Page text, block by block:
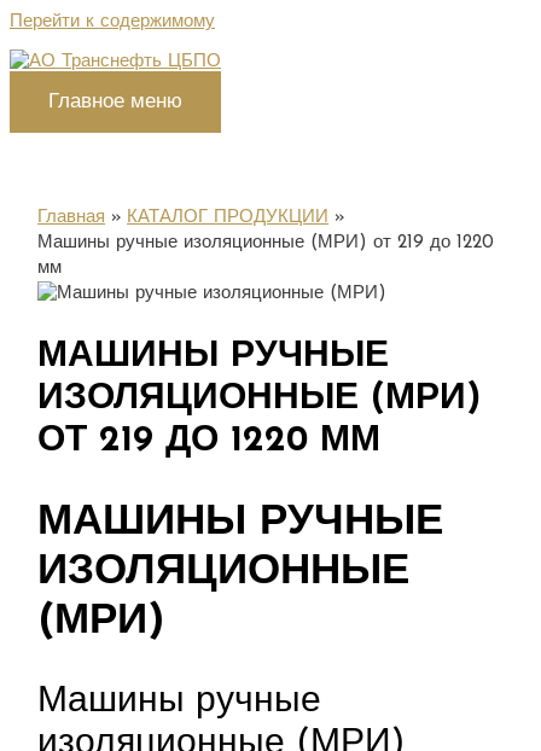
Перейти к содержимому
Главное меню
Главная
КАТАЛОГ ПРОДУКЦИИ
Машины ручные изоляционные (МРИ) от 219 до 1220
мм
МАШИНЫ РУЧНЫЕ
ИЗОЛЯЦИОННЫЕ (МРИ)
ОТ 219 ДО 1220 ММ
МАШИНЫ РУЧНЫЕ
ИЗОЛЯЦИОННЫЕ
(МРИ)
Машины ручные